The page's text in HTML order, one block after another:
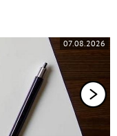
07.08.2026